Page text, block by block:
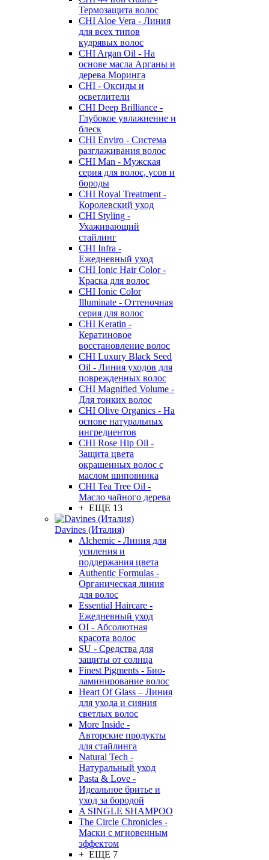
Термозащита волос
CHI Aloe Vera - Линия
для всех типов
кудрявых волос
CHI Argan Oil - На
основе масла Арганы и
дерева Моринга
CHI - Оксиды и
осветлители
CHI Deep Brilliance -
Глубокое увлажнение и
блеск
CHI Enviro - Система
разглаживания волос
CHI Man - Мужская
серия для волос, усов и
бороды
CHI Royal Treatment -
Королевский уход
CHI Styling -
Ухаживающий
стайлинг
CHI Infra -
Ежедневный уход
CHI Ionic Hair Color -
Краска для волос
CHI Ionic Color
Illuminate - Оттеночная
серия для волос
CHI Keratin -
Кератиновое
восстановление волос
CHI Luxury Black Seed
Oil - Линия уходов для
поврежденных волос
CHI Magnified Volume -
Для тонких волос
CHI Olive Organics - На
основе натуральных
ингредиентов
CHI Rose Hip Oil -
Защита цвета
окрашенных волос с
маслом шиповника
CHI Tea Tree Oil -
Масло чайного дерева
+ ЕЩЕ 13
Davines (Италия)
Alchemic - Линия для
усиления и
поддержания цвета
Authentic Formulas -
Органическая линия
для волос
Essential Haircare -
Eжедневный уход
OI - Абсолютная
красота волос
SU - Средства для
защиты от солнца
Finest Pigments - Био-
ламинирование волос
Heart Of Glass – Линия
для ухода и сияния
светлых волос
More Inside -
Авторские продукты
для стайлинга
Natural Tech -
Натуральный уход
Pasta & Love -
Идеальное бритье и
уход за бородой
A SINGLE SHAMPOO
The Circle Chronicles -
Маски с мгновенным
эффектом
+ ЕЩЕ 7